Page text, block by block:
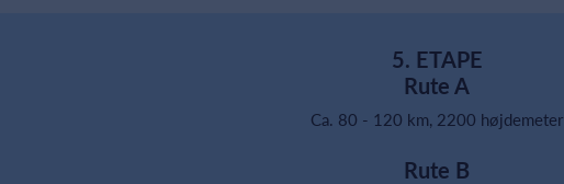
5. ETAPE
Rute A
Ca. 80 - 120 km, 2200 højdemeter
Rute B